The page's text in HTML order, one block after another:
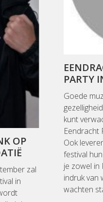
OP
zal
in
PARTY
Goede
kunt
Eendracht
Ook
festival
je zowel in
indruk van
wachten